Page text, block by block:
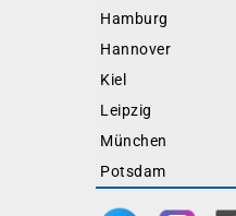
Hamburg
Hannover
Kiel
Leipzig
München
Potsdam